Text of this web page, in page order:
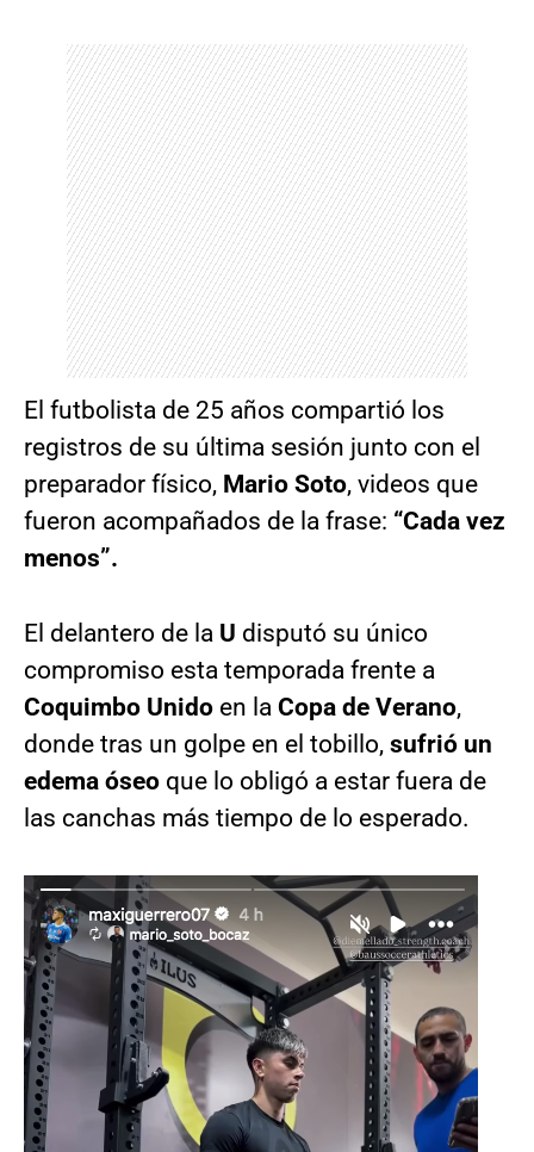
El futbolista de 25 años compartió los
registros de su última sesión junto con el
preparador físico, Mario Soto, videos que
fueron acompañados de la frase: “Cada vez
menos”.
El delantero de la U disputó su único
compromiso esta temporada frente a
Coquimbo Unido en la Copa de Verano,
donde tras un golpe en el tobillo, sufrió un
edema óseo que lo obligó a estar fuera de
las canchas más tiempo de lo esperado.